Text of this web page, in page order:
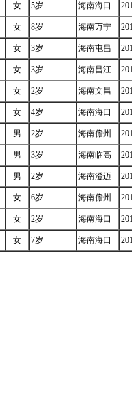
女 5岁 海南海口
女 8岁 海南万宁
女 3岁 海南屯昌
女 3岁 海南昌江
女 2岁 海南文昌
女 4岁 海南海口
男 2岁 海南儋州
男 3岁 海南临高
男 2岁 海南澄迈
女 6岁 海南儋州
女 2岁 海南海口
女 7岁 海南海口